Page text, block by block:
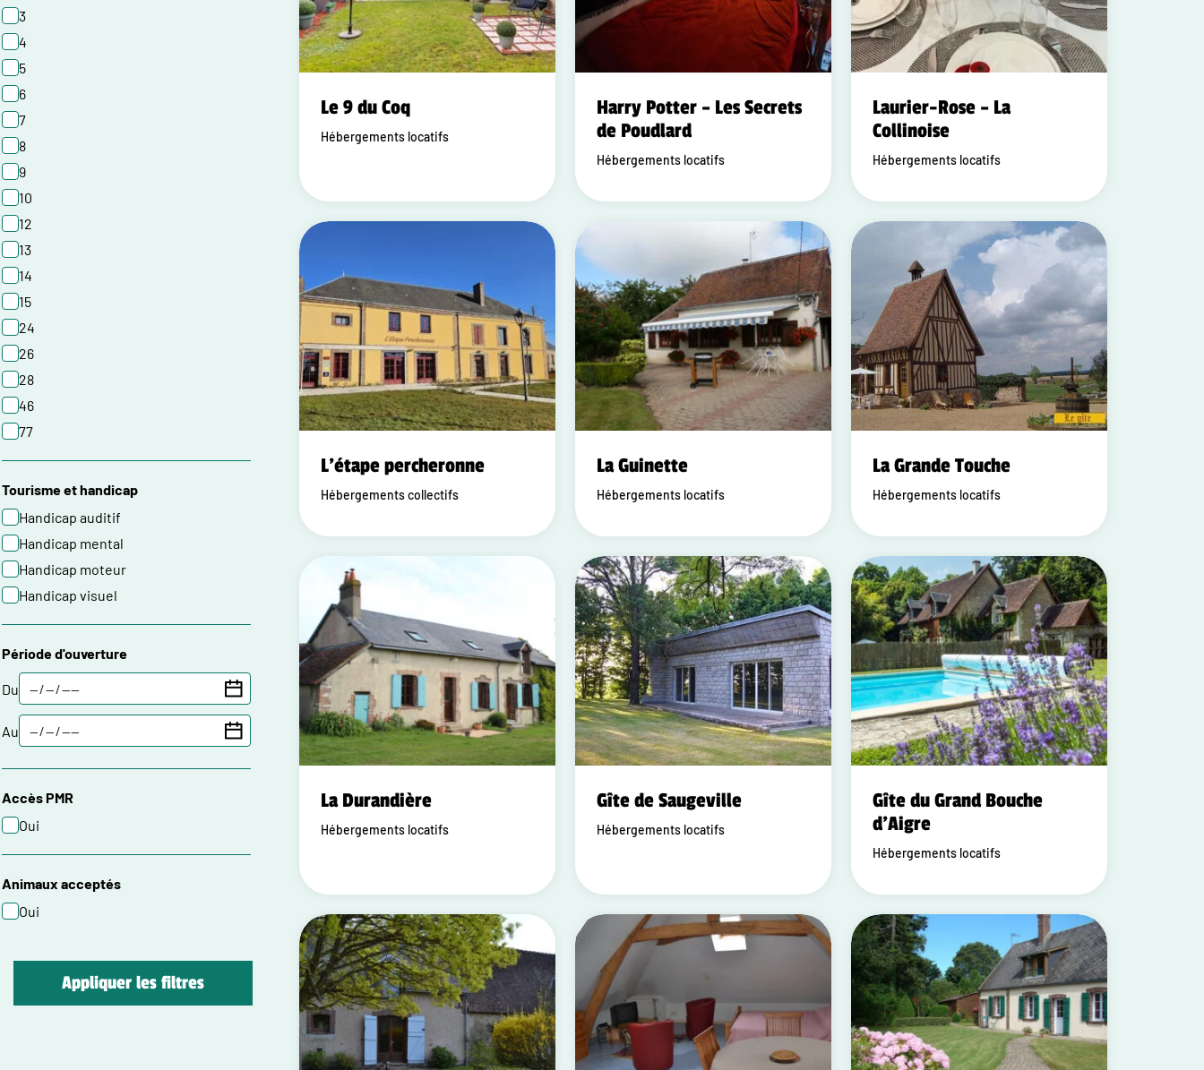
3
4
5
6
7
8
9
10
12
13
14
15
24
26
28
46
77
Tourisme et handicap
Handicap auditif
Handicap mental
Handicap moteur
Handicap visuel
Période d'ouverture
Du
Au
Accès PMR
Oui
Animaux acceptés
Oui
Appliquer les filtres
Le 9 du Coq
Hébergements locatifs
Harry Potter – Les Secrets
de Poudlard
Hébergements locatifs
Laurier-Rose – La
Collinoise
Hébergements locatifs
L'étape percheronne
Hébergements collectifs
La Guinette
Hébergements locatifs
La Grande Touche
Hébergements locatifs
La Durandière
Hébergements locatifs
Gîte de Saugeville
Hébergements locatifs
Gîte du Grand Bouche
d'Aigre
Hébergements locatifs